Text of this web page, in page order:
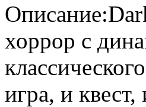
хоррор с
игра, и